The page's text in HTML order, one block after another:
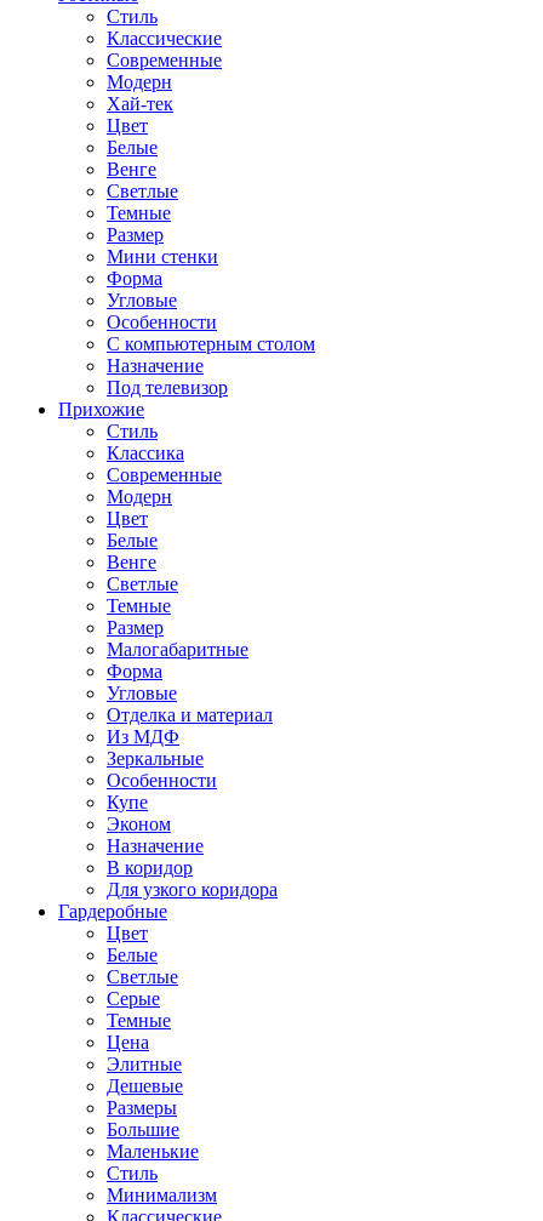
Стиль
Классические
Современные
Модерн
Хай-тек
Цвет
Белые
Венге
Светлые
Темные
Размер
Мини стенки
Форма
Угловые
Особенности
С компьютерным столом
Назначение
Под телевизор
Прихожие
Стиль
Классика
Современные
Модерн
Цвет
Белые
Венге
Светлые
Темные
Размер
Малогабаритные
Форма
Угловые
Отделка и материал
Из МДФ
Зеркальные
Особенности
Купе
Эконом
Назначение
В коридор
Для узкого коридора
Гардеробные
Цвет
Белые
Светлые
Серые
Темные
Цена
Элитные
Дешевые
Размеры
Большие
Маленькие
Стиль
Минимализм
Классические